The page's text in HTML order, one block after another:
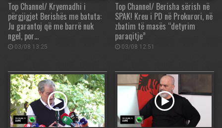
Top Channel/ Kryemadhi i
përgjigjet Berishës me batuta:
Ju garantoj që me barrë nuk
ngel, por…
03/08 13:25
Top Channel/ Berisha sërish në
SPAK! Kreu i PD në Prokurori, në
zbatim të masës “detyrim
paraqitje”
03/08 12:51